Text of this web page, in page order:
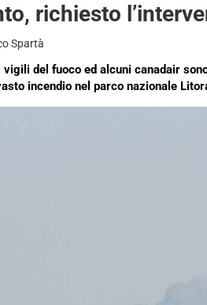
richiesto
Spartà
vigili del fuoco ed alcuni canadair
incendio nel parco nazionale